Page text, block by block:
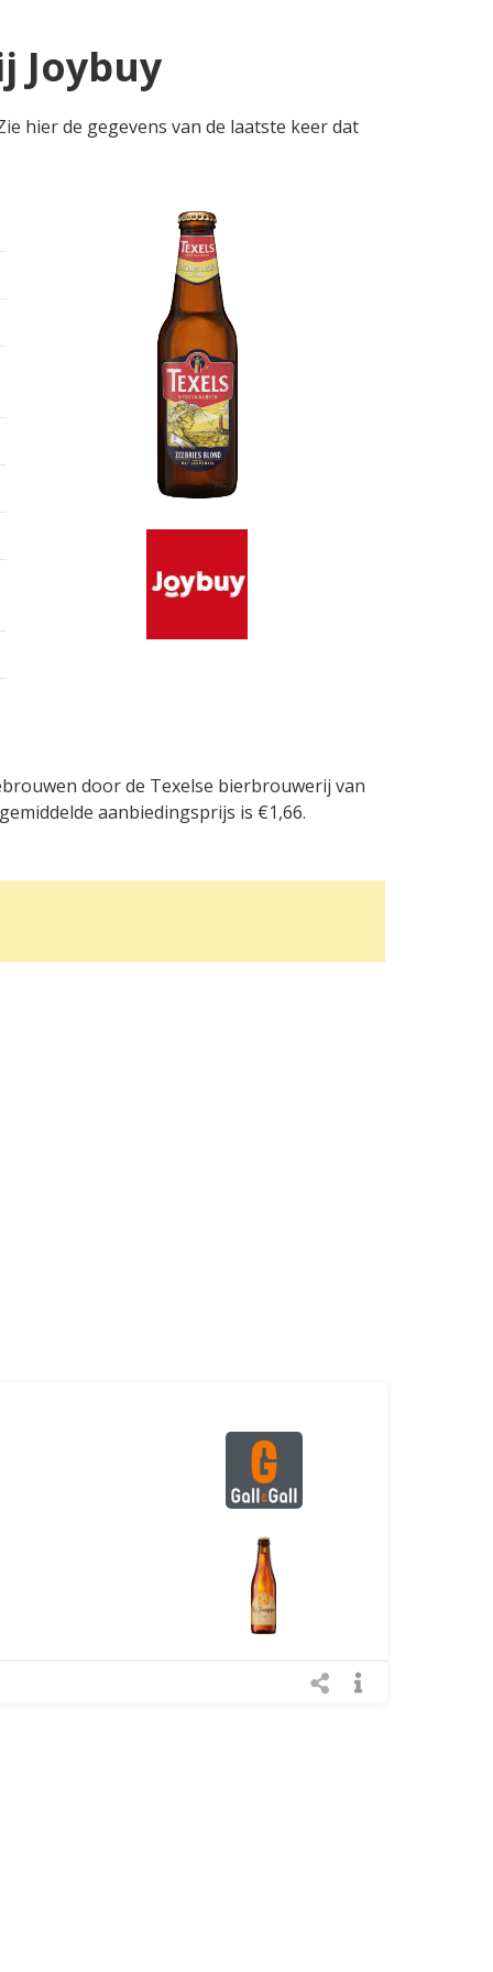
Joybuy
hier de gegevens van de laatste keer dat
door de Texelse bierbrouwerij van
aanbiedingsprijs is €1,66.